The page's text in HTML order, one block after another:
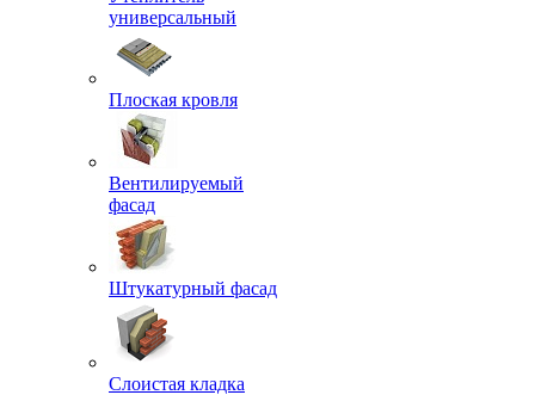
универсальный
Плоская кровля
Вентилируемый
фасад
Штукатурный фасад
Слоистая кладка